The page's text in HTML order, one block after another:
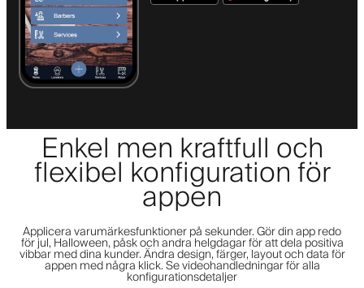
Enkel men kraftfull och
flexibel konfiguration för
appen
Applicera varumärkesfunktioner på sekunder. Gör din app redo
för jul, Halloween, påsk och andra helgdagar för att dela positiva
vibbar med dina kunder. Ändra design, färger, layout och data för
appen med några klick. Se videohandledningar för alla
konfigurationsdetaljer